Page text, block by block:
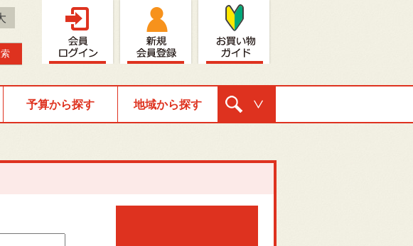
予算から探す 地域から探す